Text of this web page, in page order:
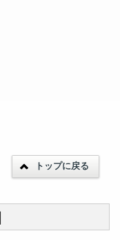
トップに戻る